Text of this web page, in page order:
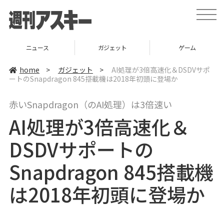
t
o
a
v
ニュース ガジェット ゲーム
home > ガジェット >
AI処理が3倍高速化＆DSDVサポ
ートのSnapdragon 845搭載機は2018年初頭に登場か
赤いSnapdragon（のAI処理）は3倍速い
AI処理が3倍高速化＆
DSDVサポートの
Snapdragon 845搭載機
は2018年初頭に登場か